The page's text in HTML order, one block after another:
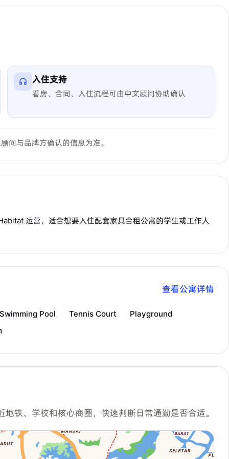
入住支持
看房、合同、入住流程可由中文顾问协助确认
问与品牌方确认的信息为准。
运营，适合想要入住配套家具合租公寓的学生或工作人
查看公寓详情
Swimming Pool Tennis Court
Playground
地铁、学校和核心商圈，快速判断日常通勤是否合适。